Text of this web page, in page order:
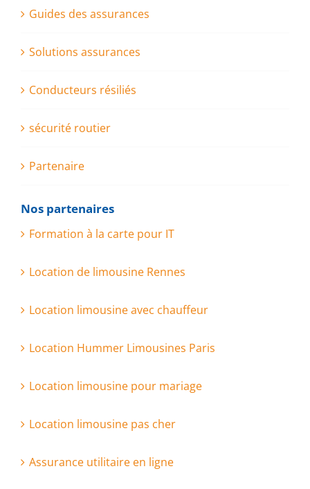
Guides des assurances
Solutions assurances
Conducteurs résiliés
sécurité routier
Partenaire
Nos partenaires
Formation à la carte pour IT
Location de limousine Rennes
Location limousine avec chauffeur
Location Hummer Limousines Paris
Location limousine pour mariage
Location limousine pas cher
Assurance utilitaire en ligne